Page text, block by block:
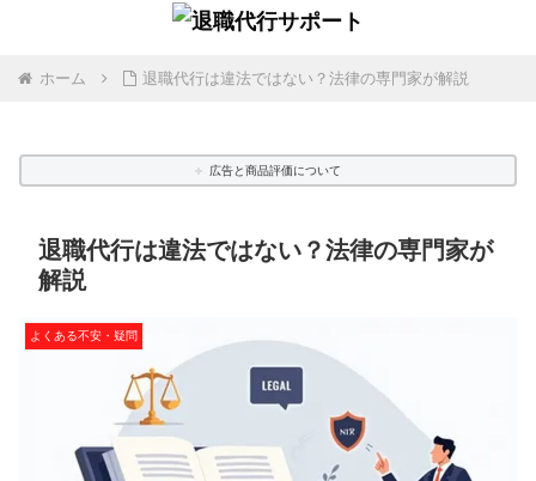
ホーム 退職代行は違法ではない？法律の専門家が解説
広告と商品評価について
退職代行は違法ではない？法律の専門家が
解説
よくある不安・疑問